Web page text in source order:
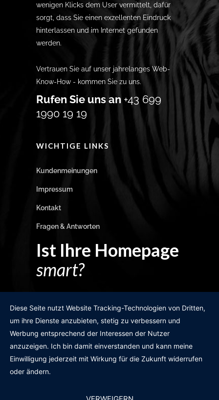
wenigen Klicks dem User vermittelt, dafür
sorgt, dass Sie einen exzellenten Eindruck
hinterlassen und im Internet gefunden
werden.
Vertrauen Sie auf unser jahrelanges Web-
Know-How - kommen Sie zu uns.
Rufen Sie uns an +43 699
1990 19 19
WICHTIGE LINKS
Kundenmeinungen
Impressum
Kontakt
Fragen & Antworten
Ist Ihre Homepage
smart?
GRATIS WEBSITE-CHECK
Diese Seite nutzt Website Tracking-Technologien von Dritten,
um ihre Dienste anzubieten, stetig zu verbessern und
Werbung entsprechend der Interessen der Nutzer
anzuzeigen. Ich bin damit einverstanden und kann meine
Einwilligung jederzeit mit Wirkung für die Zukunft widerrufen
oder ändern.